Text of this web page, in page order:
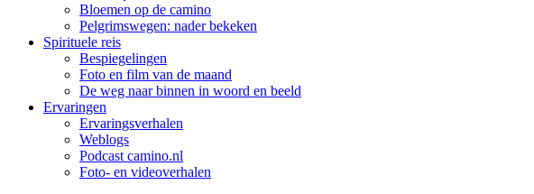
Bloemen op de camino
Pelgrimswegen: nader bekeken
Spirituele reis
Bespiegelingen
Foto en film van de maand
De weg naar binnen in woord en beeld
Ervaringen
Ervaringsverhalen
Weblogs
Podcast camino.nl
Foto- en videoverhalen